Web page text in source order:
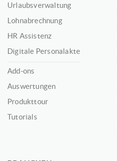
Urlaubsverwaltung
Lohnabrechnung
HR Assistenz
Digitale Personalakte
Add-ons
Auswertungen
Produkttour
Tutorials